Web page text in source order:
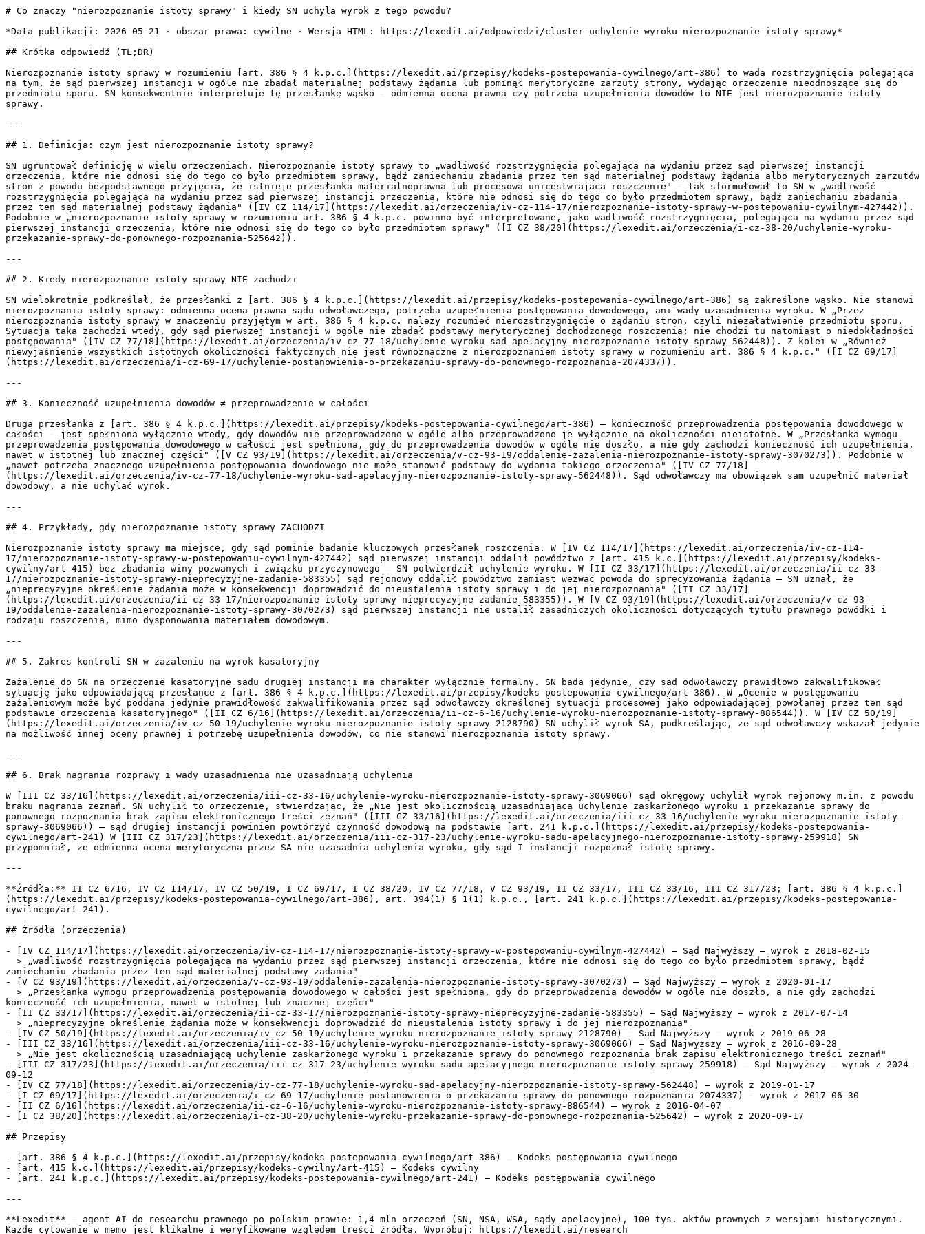
# Co znaczy "nierozpoznanie istoty sprawy" i kiedy SN uchyla wyrok z tego powodu?

*Data publikacji: 2026-05-21 · obszar prawa: cywilne · Wersja HTML: https://lexedit.ai/odpowiedzi/cluster-uchylenie-wyroku-nierozpoznanie-istoty-sprawy*

## Krótka odpowiedź (TL;DR)

Nierozpoznanie istoty sprawy w rozumieniu [art. 386 § 4 k.p.c.](https://lexedit.ai/przepisy/kodeks-postepowania-cywilnego/art-386) to wada rozstrzygnięcia polegająca na tym, że sąd pierwszej instancji w ogóle nie zbadał materialnej podstawy żądania lub pominął merytoryczne zarzuty strony, wydając orzeczenie nieodnoszące się do przedmiotu sporu. SN konsekwentnie interpretuje tę przesłankę wąsko — odmienna ocena prawna czy potrzeba uzupełnienia dowodów to NIE jest nierozpoznanie istoty sprawy.

---

## 1. Definicja: czym jest nierozpoznanie istoty sprawy?

SN ugruntował definicję w wielu orzeczeniach. Nierozpoznanie istoty sprawy to „wadliwość rozstrzygnięcia polegająca na wydaniu przez sąd pierwszej instancji orzeczenia, które nie odnosi się do tego co było przedmiotem sprawy, bądź zaniechaniu zbadania przez ten sąd materialnej podstawy żądania albo merytorycznych zarzutów stron z powodu bezpodstawnego przyjęcia, że istnieje przesłanka materialnoprawna lub procesowa unicestwiająca roszczenie" — tak sformułował to SN w „wadliwość rozstrzygnięcia polegająca na wydaniu przez sąd pierwszej instancji orzeczenia, które nie odnosi się do tego co było przedmiotem sprawy, bądź zaniechaniu zbadania przez ten sąd materialnej podstawy żądania" ([IV CZ 114/17](https://lexedit.ai/orzeczenia/iv-cz-114-17/nierozpoznanie-istoty-sprawy-w-postepowaniu-cywilnym-427442)). Podobnie w „nierozpoznanie istoty sprawy w rozumieniu art. 386 § 4 k.p.c. powinno być interpretowane, jako wadliwość rozstrzygnięcia, polegająca na wydaniu przez sąd pierwszej instancji orzeczenia, które nie odnosi się do tego co było przedmiotem sprawy" ([I CZ 38/20](https://lexedit.ai/orzeczenia/i-cz-38-20/uchylenie-wyroku-przekazanie-sprawy-do-ponownego-rozpoznania-525642)).

---

## 2. Kiedy nierozpoznanie istoty sprawy NIE zachodzi

SN wielokrotnie podkreślał, że przesłanki z [art. 386 § 4 k.p.c.](https://lexedit.ai/przepisy/kodeks-postepowania-cywilnego/art-386) są zakreślone wąsko. Nie stanowi nierozpoznania istoty sprawy: odmienna ocena prawna sądu odwoławczego, potrzeba uzupełnienia postępowania dowodowego, ani wady uzasadnienia wyroku. W „Przez nierozpoznania istoty sprawy w znaczeniu przyjętym w art. 386 § 4 k.p.c. należy rozumieć nierozstrzygnięcie o żądaniu stron, czyli niezałatwienie przedmiotu sporu. Sytuacja taka zachodzi wtedy, gdy sąd pierwszej instancji w ogóle nie zbadał podstawy merytorycznej dochodzonego roszczenia; nie chodzi tu natomiast o niedokładności postępowania" ([IV CZ 77/18](https://lexedit.ai/orzeczenia/iv-cz-77-18/uchylenie-wyroku-sad-apelacyjny-nierozpoznanie-istoty-sprawy-562448)). Z kolei w „Również niewyjaśnienie wszystkich istotnych okoliczności faktycznych nie jest równoznaczne z nierozpoznaniem istoty sprawy w rozumieniu art. 386 § 4 k.p.c." ([I CZ 69/17](https://lexedit.ai/orzeczenia/i-cz-69-17/uchylenie-postanowienia-o-przekazaniu-sprawy-do-ponownego-rozpoznania-2074337)).

---

## 3. Konieczność uzupełnienia dowodów ≠ przeprowadzenie w całości

Druga przesłanka z [art. 386 § 4 k.p.c.](https://lexedit.ai/przepisy/kodeks-postepowania-cywilnego/art-386) — konieczność przeprowadzenia postępowania dowodowego w całości — jest spełniona wyłącznie wtedy, gdy dowodów nie przeprowadzono w ogóle albo przeprowadzono je wyłącznie na okoliczności nieistotne. W „Przesłanka wymogu przeprowadzenia postępowania dowodowego w całości jest spełniona, gdy do przeprowadzenia dowodów w ogóle nie doszło, a nie gdy zachodzi konieczność ich uzupełnienia, nawet w istotnej lub znacznej części" ([V CZ 93/19](https://lexedit.ai/orzeczenia/v-cz-93-19/oddalenie-zazalenia-nierozpoznanie-istoty-sprawy-3070273)). Podobnie w „nawet potrzeba znacznego uzupełnienia postępowania dowodowego nie może stanowić podstawy do wydania takiego orzeczenia" ([IV CZ 77/18](https://lexedit.ai/orzeczenia/iv-cz-77-18/uchylenie-wyroku-sad-apelacyjny-nierozpoznanie-istoty-sprawy-562448)). Sąd odwoławczy ma obowiązek sam uzupełnić materiał dowodowy, a nie uchylać wyrok.

---

## 4. Przykłady, gdy nierozpoznanie istoty sprawy ZACHODZI

Nierozpoznanie istoty sprawy ma miejsce, gdy sąd pominie badanie kluczowych przesłanek roszczenia. W [IV CZ 114/17](https://lexedit.ai/orzeczenia/iv-cz-114-17/nierozpoznanie-istoty-sprawy-w-postepowaniu-cywilnym-427442) sąd pierwszej instancji oddalił powództwo z [art. 415 k.c.](https://lexedit.ai/przepisy/kodeks-cywilny/art-415) bez zbadania winy pozwanych i związku przyczynowego — SN potwierdził uchylenie wyroku. W [II CZ 33/17](https://lexedit.ai/orzeczenia/ii-cz-33-17/nierozpoznanie-istoty-sprawy-nieprecyzyjne-zadanie-583355) sąd rejonowy oddalił powództwo zamiast wezwać powoda do sprecyzowania żądania — SN uznał, że „nieprecyzyjne określenie żądania może w konsekwencji doprowadzić do nieustalenia istoty sprawy i do jej nierozpoznania" ([II CZ 33/17](https://lexedit.ai/orzeczenia/ii-cz-33-17/nierozpoznanie-istoty-sprawy-nieprecyzyjne-zadanie-583355)). W [V CZ 93/19](https://lexedit.ai/orzeczenia/v-cz-93-19/oddalenie-zazalenia-nierozpoznanie-istoty-sprawy-3070273) sąd pierwszej instancji nie ustalił zasadniczych okoliczności dotyczących tytułu prawnego powódki i rodzaju roszczenia, mimo dysponowania materiałem dowodowym.

---

## 5. Zakres kontroli SN w zażaleniu na wyrok kasatoryjny

Zażalenie do SN na orzeczenie kasatoryjne sądu drugiej instancji ma charakter wyłącznie formalny. SN bada jedynie, czy sąd odwoławczy prawidłowo zakwalifikował sytuację jako odpowiadającą przesłance z [art. 386 § 4 k.p.c.](https://lexedit.ai/przepisy/kodeks-postepowania-cywilnego/art-386). W „Ocenie w postępowaniu zażaleniowym może być poddana jedynie prawidłowość zakwalifikowania przez sąd odwoławczy określonej sytuacji procesowej jako odpowiadającej powołanej przez ten sąd podstawie orzeczenia kasatoryjnego" ([II CZ 6/16](https://lexedit.ai/orzeczenia/ii-cz-6-16/uchylenie-wyroku-nierozpoznanie-istoty-sprawy-886544)). W [IV CZ 50/19](https://lexedit.ai/orzeczenia/iv-cz-50-19/uchylenie-wyroku-nierozpoznanie-istoty-sprawy-2128790) SN uchylił wyrok SA, podkreślając, że sąd odwoławczy wskazał jedynie na możliwość innej oceny prawnej i potrzebę uzupełnienia dowodów, co nie stanowi nierozpoznania istoty sprawy.

---

## 6. Brak nagrania rozprawy i wady uzasadnienia nie uzasadniają uchylenia

W [III CZ 33/16](https://lexedit.ai/orzeczenia/iii-cz-33-16/uchylenie-wyroku-nierozpoznanie-istoty-sprawy-3069066) sąd okręgowy uchylił wyrok rejonowy m.in. z powodu braku nagrania zeznań. SN uchylił to orzeczenie, stwierdzając, że „Nie jest okolicznością uzasadniającą uchylenie zaskarżonego wyroku i przekazanie sprawy do ponownego rozpoznania brak zapisu elektronicznego treści zeznań" ([III CZ 33/16](https://lexedit.ai/orzeczenia/iii-cz-33-16/uchylenie-wyroku-nierozpoznanie-istoty-sprawy-3069066)) — sąd drugiej instancji powinien powtórzyć czynność dowodową na podstawie [art. 241 k.p.c.](https://lexedit.ai/przepisy/kodeks-postepowania-cywilnego/art-241) W [III CZ 317/23](https://lexedit.ai/orzeczenia/iii-cz-317-23/uchylenie-wyroku-sadu-apelacyjnego-nierozpoznanie-istoty-sprawy-259918) SN przypomniał, że odmienna ocena merytoryczna przez SA nie uzasadnia uchylenia wyroku, gdy sąd I instancji rozpoznał istotę sprawy.

---

**Źródła:** II CZ 6/16, IV CZ 114/17, IV CZ 50/19, I CZ 69/17, I CZ 38/20, IV CZ 77/18, V CZ 93/19, II CZ 33/17, III CZ 33/16, III CZ 317/23; [art. 386 § 4 k.p.c.](https://lexedit.ai/przepisy/kodeks-postepowania-cywilnego/art-386), art. 394(1) § 1(1) k.p.c., [art. 241 k.p.c.](https://lexedit.ai/przepisy/kodeks-postepowania-cywilnego/art-241).

## Źródła (orzeczenia)

- [IV CZ 114/17](https://lexedit.ai/orzeczenia/iv-cz-114-17/nierozpoznanie-istoty-sprawy-w-postepowaniu-cywilnym-427442) — Sąd Najwyższy — wyrok z 2018-02-15
  > „wadliwość rozstrzygnięcia polegająca na wydaniu przez sąd pierwszej instancji orzeczenia, które nie odnosi się do tego co było przedmiotem sprawy, bądź zaniechaniu zbadania przez ten sąd materialnej podstawy żądania"
- [V CZ 93/19](https://lexedit.ai/orzeczenia/v-cz-93-19/oddalenie-zazalenia-nierozpoznanie-istoty-sprawy-3070273) — Sąd Najwyższy — wyrok z 2020-01-17
  > „Przesłanka wymogu przeprowadzenia postępowania dowodowego w całości jest spełniona, gdy do przeprowadzenia dowodów w ogóle nie doszło, a nie gdy zachodzi konieczność ich uzupełnienia, nawet w istotnej lub znacznej części"
- [II CZ 33/17](https://lexedit.ai/orzeczenia/ii-cz-33-17/nierozpoznanie-istoty-sprawy-nieprecyzyjne-zadanie-583355) — Sąd Najwyższy — wyrok z 2017-07-14
  > „nieprecyzyjne określenie żądania może w konsekwencji doprowadzić do nieustalenia istoty sprawy i do jej nierozpoznania"
- [IV CZ 50/19](https://lexedit.ai/orzeczenia/iv-cz-50-19/uchylenie-wyroku-nierozpoznanie-istoty-sprawy-2128790) — Sąd Najwyższy — wyrok z 2019-06-28
- [III CZ 33/16](https://lexedit.ai/orzeczenia/iii-cz-33-16/uchylenie-wyroku-nierozpoznanie-istoty-sprawy-3069066) — Sąd Najwyższy — wyrok z 2016-09-28
  > „Nie jest okolicznością uzasadniającą uchylenie zaskarżonego wyroku i przekazanie sprawy do ponownego rozpoznania brak zapisu elektronicznego treści zeznań"
- [III CZ 317/23](https://lexedit.ai/orzeczenia/iii-cz-317-23/uchylenie-wyroku-sadu-apelacyjnego-nierozpoznanie-istoty-sprawy-259918) — Sąd Najwyższy — wyrok z 2024-09-12
- [IV CZ 77/18](https://lexedit.ai/orzeczenia/iv-cz-77-18/uchylenie-wyroku-sad-apelacyjny-nierozpoznanie-istoty-sprawy-562448) — wyrok z 2019-01-17
- [I CZ 69/17](https://lexedit.ai/orzeczenia/i-cz-69-17/uchylenie-postanowienia-o-przekazaniu-sprawy-do-ponownego-rozpoznania-2074337) — wyrok z 2017-06-30
- [II CZ 6/16](https://lexedit.ai/orzeczenia/ii-cz-6-16/uchylenie-wyroku-nierozpoznanie-istoty-sprawy-886544) — wyrok z 2016-04-07
- [I CZ 38/20](https://lexedit.ai/orzeczenia/i-cz-38-20/uchylenie-wyrok